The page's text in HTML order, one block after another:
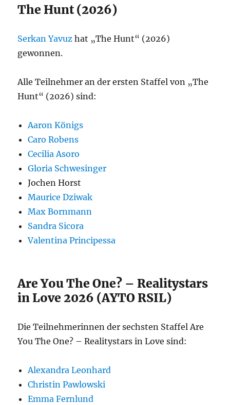
The Hunt (2026)
Serkan Yavuz hat „The Hunt“ (2026)
gewonnen.
Alle Teilnehmer an der ersten Staffel von „The
Hunt“ (2026) sind:
Aaron Königs
Caro Robens
Cecilia Asoro
Gloria Schwesinger
Jochen Horst
Maurice Dziwak
Max Bornmann
Sandra Sicora
Valentina Principessa
Are You The One? – Realitystars
in Love 2026 (AYTO RSIL)
Die Teilnehmerinnen der sechsten Staffel Are
You The One? – Realitystars in Love sind:
Alexandra Leonhard
Christin Pawlowski
Emma Fernlund